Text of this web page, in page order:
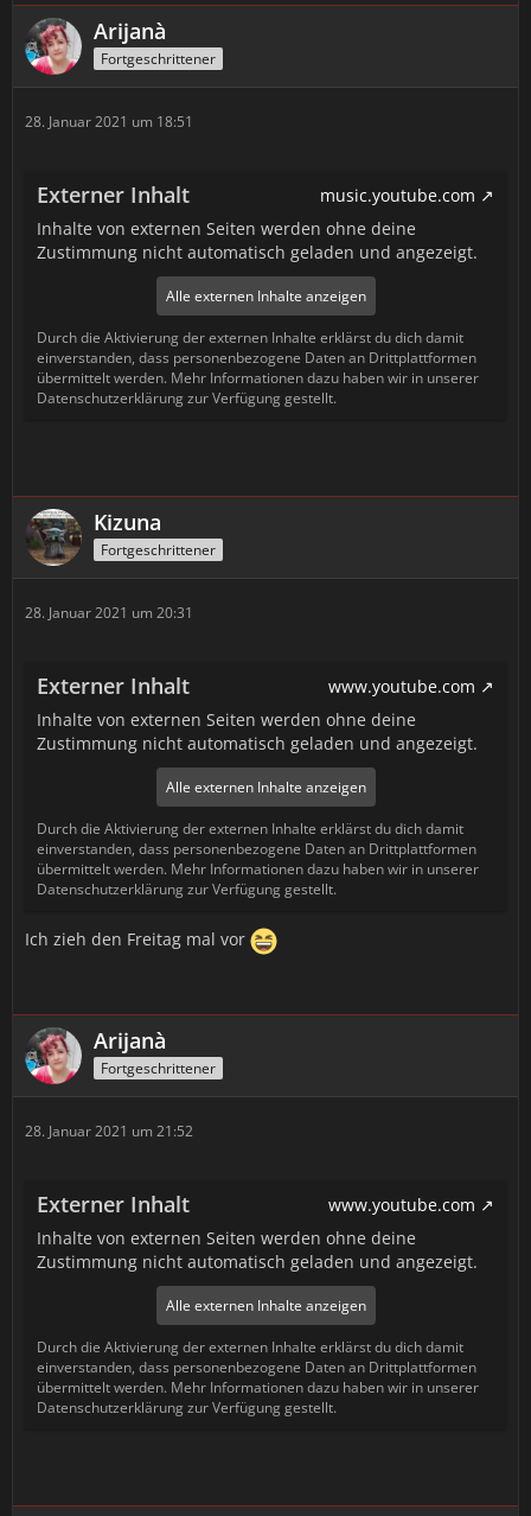
Arijanà
Fortgeschrittener
28. Januar 2021 um 18:51
Externer Inhalt
music.youtube.com
Inhalte von externen Seiten werden ohne deine
Zustimmung nicht automatisch geladen und angezeigt.
Alle externen Inhalte anzeigen
Durch die Aktivierung der externen Inhalte erklärst du dich damit
einverstanden, dass personenbezogene Daten an Drittplattformen
übermittelt werden. Mehr Informationen dazu haben wir in unserer
Datenschutzerklärung zur Verfügung gestellt.
Kizuna
Fortgeschrittener
28. Januar 2021 um 20:31
Externer Inhalt
www.youtube.com
Inhalte von externen Seiten werden ohne deine
Zustimmung nicht automatisch geladen und angezeigt.
Alle externen Inhalte anzeigen
Durch die Aktivierung der externen Inhalte erklärst du dich damit
einverstanden, dass personenbezogene Daten an Drittplattformen
übermittelt werden. Mehr Informationen dazu haben wir in unserer
Datenschutzerklärung zur Verfügung gestellt.
Ich zieh den Freitag mal vor
Arijanà
Fortgeschrittener
28. Januar 2021 um 21:52
Externer Inhalt
www.youtube.com
Inhalte von externen Seiten werden ohne deine
Zustimmung nicht automatisch geladen und angezeigt.
Alle externen Inhalte anzeigen
Durch die Aktivierung der externen Inhalte erklärst du dich damit
einverstanden, dass personenbezogene Daten an Drittplattformen
übermittelt werden. Mehr Informationen dazu haben wir in unserer
Datenschutzerklärung zur Verfügung gestellt.